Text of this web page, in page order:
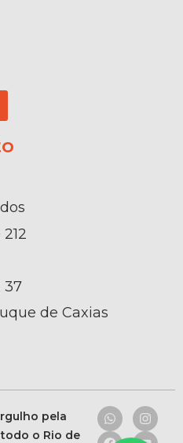
37
de Caxias
pela
o Rio de